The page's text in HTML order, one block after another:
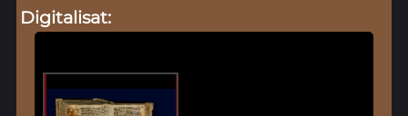
Digitalisat: